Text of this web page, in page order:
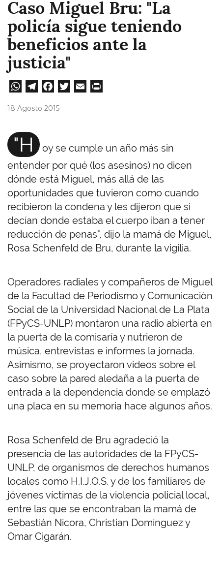
Caso Miguel Bru: "La
policía sigue teniendo
beneficios ante la
justicia"
W
A
pp
Te
m
Fa
18 Agosto 2015
"H
oy se cumple un año más sin
entender por qué (los asesinos) no dicen
dónde está Miguel, más allá de las
oportunidades que tuvieron como cuando
recibieron la condena y les dijeron que si
decían donde estaba el cuerpo iban a tener
reducción de penas", dijo la mamá de Miguel,
Rosa Schenfeld de Bru, durante la vigilia.
Operadores radiales y compañeros de Miguel
de la Facultad de Periodismo y Comunicación
Social de la Universidad Nacional de La Plata
(FPyCS-UNLP) montaron una radio abierta en
la puerta de la comisaría y nutrieron de
música, entrevistas e informes la jornada.
Asimismo, se proyectaron videos sobre el
caso sobre la pared aledaña a la puerta de
entrada a la dependencia donde se emplazó
una placa en su memoria hace algunos años.
Rosa Schenfeld de Bru agradeció la
presencia de las autoridades de la FPyCS-
UNLP, de organismos de derechos humanos
locales como H.I.J.O.S. y de los familiares de
jóvenes víctimas de la violencia policial local,
entre las que se encontraban la mamá de
Sebastián Nicora, Christian Domínguez y
Omar Cigarán.